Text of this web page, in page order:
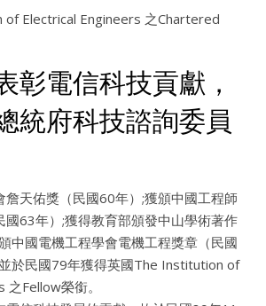
Electrical Engineers 之Chartered
彰電信科技貢獻，
統府科技諮詢委員
詹天佑獎（民國60年）;獲頒中國工程師
國63年）;獲得教育部頒發中山學術著作
中國電機工程學會電機工程獎章（民國
於民國79年獲得英國The Institution of
Fellow榮銜。